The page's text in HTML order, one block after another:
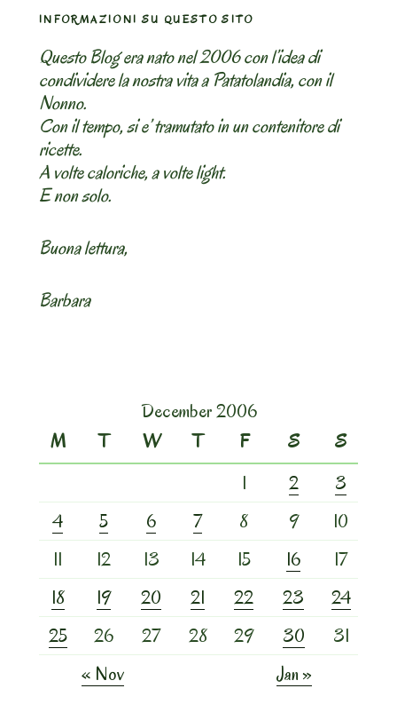
INFORMAZIONI SU QUESTO SITO
Questo Blog era nato nel 2006 con l’idea di
condividere la nostra vita a Patatolandia, con il
Nonno.
Con il tempo, si e’ tramutato in un contenitore di
ricette.
A volte caloriche, a volte light.
E non solo.
Buona lettura,
Barbara
December 2006
M
T W T F S
S
1
2
3
4
5 6 7 8 9
10
11
12 13 14 15 16
17
18
19 20 21 22 23
24
25
26 27 28 29 30
31
« Nov
Jan »